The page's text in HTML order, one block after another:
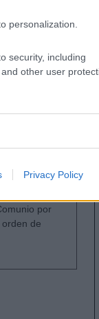
personalization.
security, including
other user
Privacy Policy
Bryan Gil,
de
temporada.
a 4
por
de